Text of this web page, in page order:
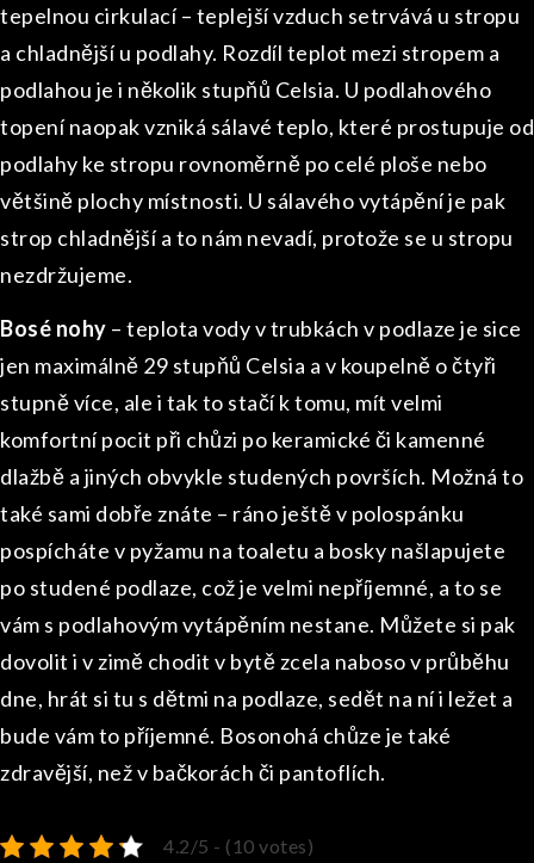
tepelnou cirkulací – teplejší vzduch setrvává u stropu
a chladnější u podlahy. Rozdíl teplot mezi stropem a
podlahou je i několik stupňů Celsia. U podlahového
topení naopak vzniká sálavé teplo, které prostupuje od
podlahy ke stropu rovnoměrně po celé ploše nebo
většině plochy místnosti. U sálavého vytápění je pak
strop chladnější a to nám nevadí, protože se u stropu
nezdržujeme.
Bosé nohy – teplota vody v trubkách v podlaze je sice
jen maximálně 29 stupňů Celsia a v koupelně o čtyři
stupně více, ale i tak to stačí k tomu, mít velmi
komfortní pocit při chůzi po keramické či kamenné
dlažbě a jiných obvykle studených površích. Možná to
také sami dobře znáte – ráno ještě v polospánku
pospícháte v pyžamu na toaletu a bosky našlapujete
po studené podlaze, což je velmi nepříjemné, a to se
vám s podlahovým vytápěním nestane. Můžete si pak
dovolit i v zimě chodit v bytě zcela naboso v průběhu
dne, hrát si tu s dětmi na podlaze, sedět na ní i ležet a
bude vám to příjemné. Bosonohá chůze je také
zdravější, než v bačkorách či pantoflích.
4.2/5 - (10 votes)